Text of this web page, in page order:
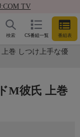
TV
CS番組一覧 番組表
検索
巻 しつけ上手な優
M彼氏 上巻